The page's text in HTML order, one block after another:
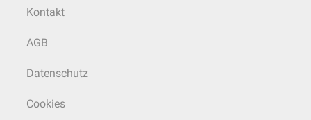
Kontakt
AGB
Datenschutz
Cookies